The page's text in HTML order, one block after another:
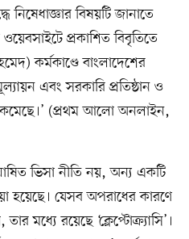
বিষয়টি জানাতে
ওয়েবসাইটে প্রকাশিত বিবৃতিতে
কর্মকাণ্ডে বাংলাদেশের
এবং সরকারি প্রতিষ্ঠান ও
কমেছে।’ (প্রথম আলো অনলাইন,
ভিসা নীতি নয়, অন্য একটি
হয়েছে। যেসব অপরাধের কারণে
মধ্যে রয়েছে ‘ক্লেপ্টোক্র্যাসি’।